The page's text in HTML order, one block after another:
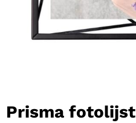
Prisma fotolijst